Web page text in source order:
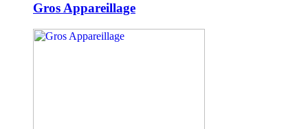
Gros Appareillage